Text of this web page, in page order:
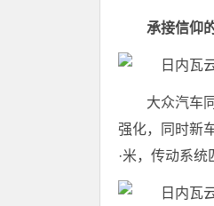
承接信仰
大众汽车
强化，同时新
·米，传动系